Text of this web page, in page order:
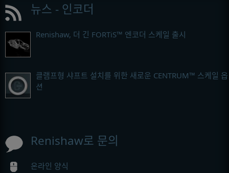
뉴스 - 인코더
Renishaw, 더 긴 FORTiS™ 엔코더 스케일 출시
클램프형 샤프트 설치를 위한 새로운 CENTRUM™ 스케일 옵
션
Renishaw로 문의
온라인 양식